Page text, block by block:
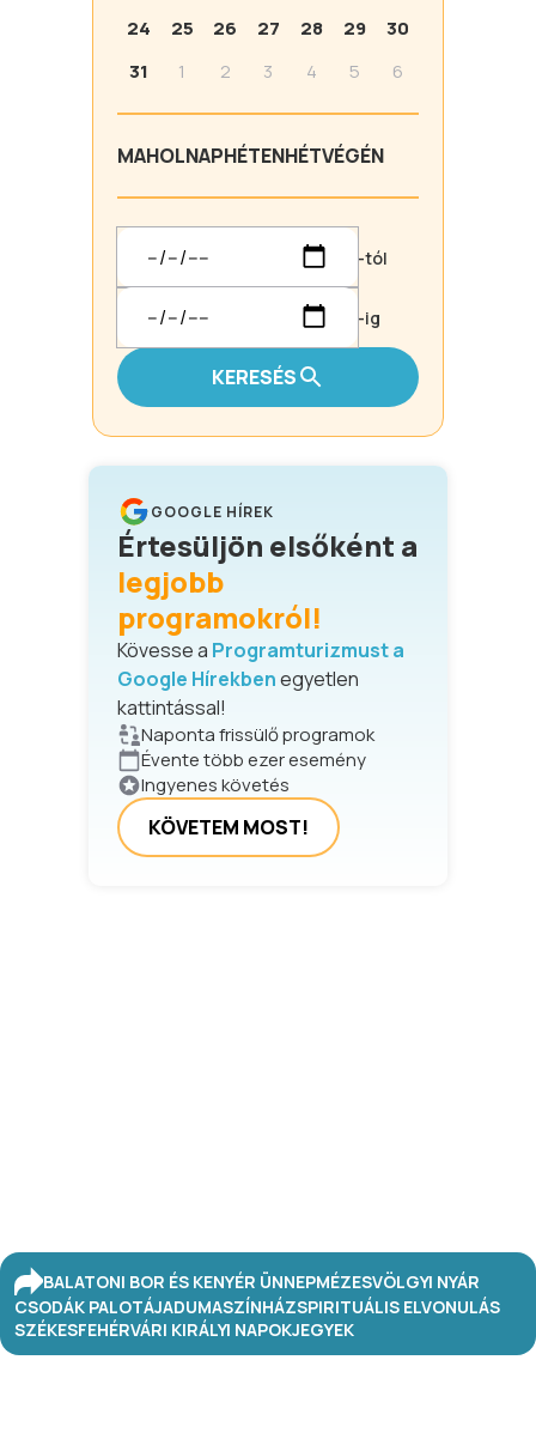
24 25 26 27 28 29
30
31
1 2 3 4 5 6
MAHOLNAPHÉTENHÉTVÉGÉN
-tól
-ig
KERESÉS
GOOGLE HÍREK
Értesüljön elsőként a
legjobb
programokról!
Kövesse a Programturizmust a
Google Hírekbenegyetlen
kattintással!
Naponta frissülő programok
Évente több ezer esemény
Ingyenes követés
KÖVETEM MOST!
BALATONI BOR ÉS KENYÉR ÜNNEPMÉZESVÖLGYI NYÁR
CSODÁK PALOTÁJADUMASZÍNHÁZSPIRITUÁLIS ELVONULÁS
SZÉKESFEHÉRVÁRI KIRÁLYI NAPOKJEGYEK